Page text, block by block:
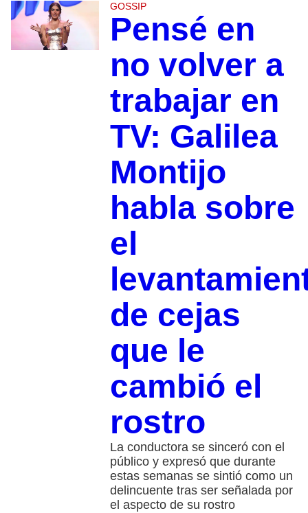
GOSSIP
Pensé en
no volver a
trabajar en
TV: Galilea
Montijo
habla sobre
el
de cejas
que le
cambió el
rostro
La conductora se sinceró con el
público y expresó que durante
estas semanas se sintió como un
delincuente tras ser señalada por
el aspecto de su rostro